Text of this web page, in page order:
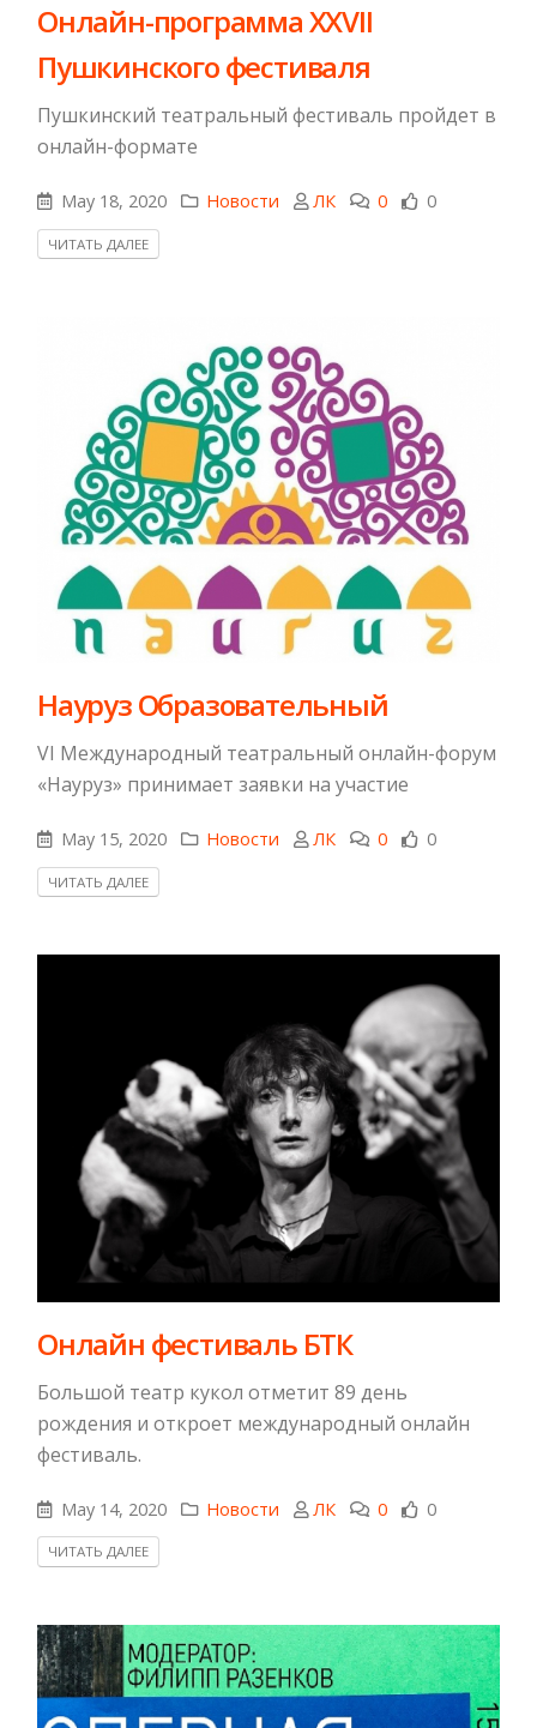
Онлайн-программа XXVII
Пушкинского фестиваля
Пушкинский театральный фестиваль пройдет в
онлайн-формате
May 18, 2020 Новости ЛК 0 0
ЧИТАТЬ ДАЛЕЕ
Науруз Образовательный
VI Международный театральный онлайн-форум
«Науруз» принимает заявки на участие
May 15, 2020 Новости ЛК 0 0
ЧИТАТЬ ДАЛЕЕ
Онлайн фестиваль БТК
Большой театр кукол отметит 89 день
рождения и откроет международный онлайн
фестиваль.
May 14, 2020 Новости ЛК 0 0
ЧИТАТЬ ДАЛЕЕ